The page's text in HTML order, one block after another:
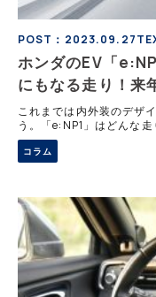
POST：2023.09.27
ホンダのEV「
にもなる走り！来
これまでは内外装のデザ
う。「e:NP1」はどんな
ダ「ヴェゼル」ベースの
e:NP1」ってどんなク
コラム